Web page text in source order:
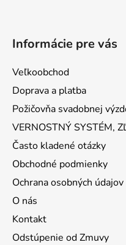
Informácie pre vás
Veľkoobchod
Doprava a platba
Požičovňa svadobnej
VERNOSTNÝ SYSTÉM,
Často kladené otázky
Obchodné podmienky
Ochrana osobných údajov
O nás
Kontakt
Odstúpenie od Zmuvy